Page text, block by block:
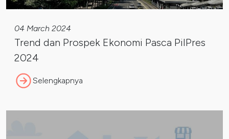
04 March 2024
Trend dan Prospek Ekonomi Pasca PilPres
2024
Selengkapnya